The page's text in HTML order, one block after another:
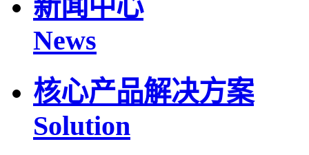
新闻中心
News
核心产品解决方案
Solution